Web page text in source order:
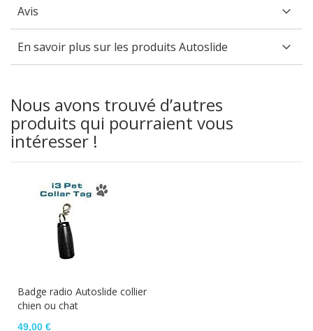
Avis
En savoir plus sur les produits Autoslide
Nous avons trouvé d’autres
produits qui pourraient vous
intéresser !
Badge radio Autoslide collier
chien ou chat
49,00 €